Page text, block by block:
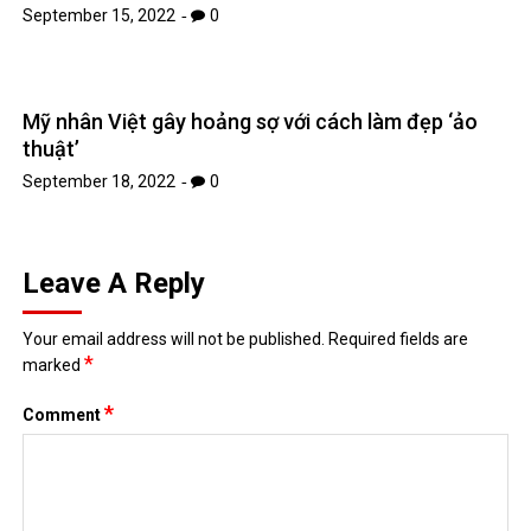
September 15, 2022 0
Mỹ nhân Việt gây hoảng sợ với cách làm đẹp ‘ảo
thuật’
September 18, 2022 0
Leave A Reply
Your email address will not be published. Required fields are
marked*
Comment*